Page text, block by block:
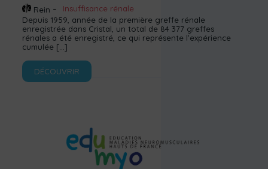
Rein
Insuffisance rénale
Depuis 1959, année de la première greffe rénale
enregistrée dans Cristal, un total de 84 377 greffes
rénales a été enregistré, ce qui représente l’expérience
cumulée […]
DÉCOUVRIR